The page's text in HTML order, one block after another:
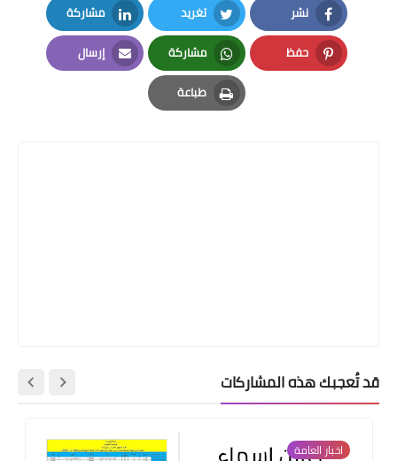
نشر
Facebook
تغريد
Twitter
مشاركة
LinkedIn
حفظ
Pinterest
مشاركة
Whatsapp
إرسال
Email
طباعة
Print
قد تُعجبك هذه المشاركات
اخبار العامة